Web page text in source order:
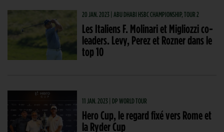
20 JAN. 2023 | ABU DHABI HSBC CHAMPIONSHIP, TOUR 2
Les Italiens F. Molinari et Migliozzi co-
leaders. Levy, Perez et Rozner dans le
top 10
11 JAN. 2023 | DP WORLD TOUR
Hero Cup, le regard fixé vers Rome et
la Ryder Cup